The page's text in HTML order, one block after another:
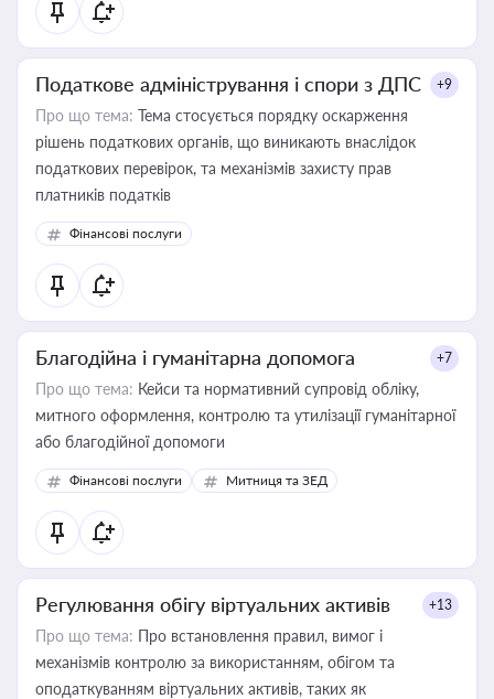
Податкове адміністрування і спори з ДПС +9
Про що тема: Тема стосується порядку оскарження
рішень податкових органів, що виникають внаслідок
податкових перевірок, та механізмів захисту прав
платників податків
Фінансові послуги
Благодійна і гуманітарна допомога +7
Про що тема: Кейси та нормативний супровід обліку,
митного оформлення, контролю та утилізації гуманітарної
або благодійної допомоги
Фінансові послуги Митниця та ЗЕД
Регулювання обігу віртуальних активів +13
Про що тема: Про встановлення правил, вимог і
механізмів контролю за використанням, обігом та
оподаткуванням віртуальних активів, таких як